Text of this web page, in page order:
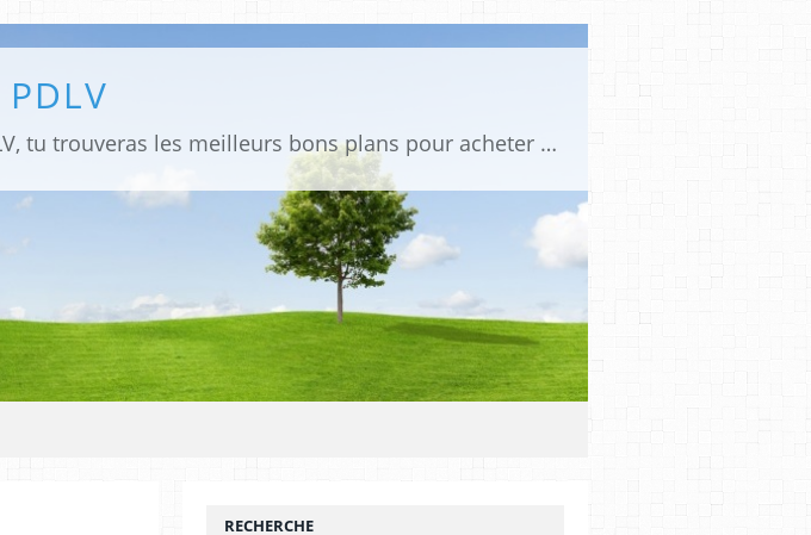
Tu es passionné de voitures miniatures ? Sur mini PDLV, tu trouveras les meilleurs bons plans pour acheter des voitures au 1:43, 1:18 ou 1:24. Tu pourras aussi découvrir des modèles de collection sous tous leurs angles. Pour ne rien louper de l'actualité des voitures miniatures, rejoins-nous !
RECHERCHE